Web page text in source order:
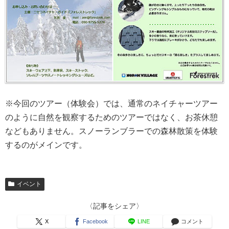
※今回のツアー（体験会）では、通常のネイチャーツアー
のように自然を観察するためのツアーではなく、お茶休憩
などもありません。スノーランブラーでの森林散策を体験
するのがメインです。
イベント
〈記事をシェア〉
X Facebook LINE コメント